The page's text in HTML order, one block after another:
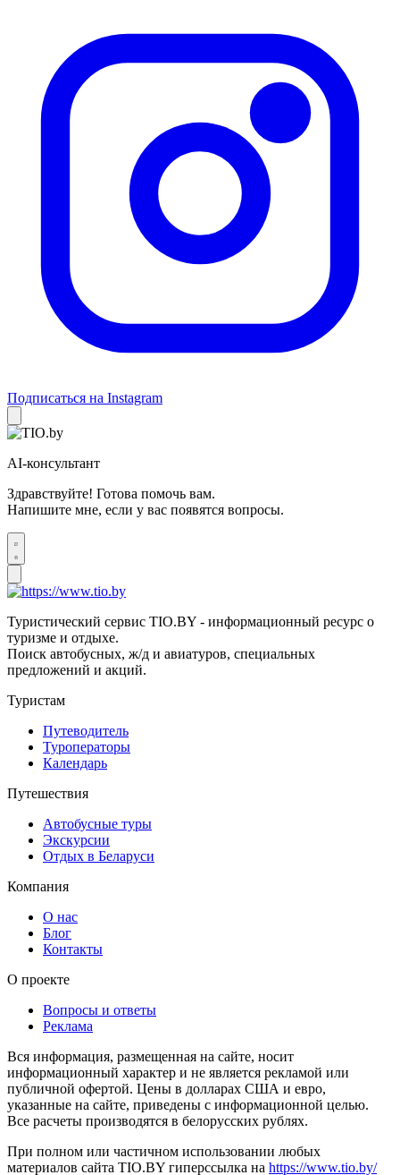
Подписаться на Instagram
AI-консультант
Здравствуйте! Готова помочь вам.
Напишите мне, если у вас появятся вопросы.
Туристический сервис TIO.BY - информационный ресурс о
туризме и отдыхе.
Поиск автобусных, ж/д и авиатуров, специальных
предложений и акций.
Туристам
Путеводитель
Туроператоры
Календарь
Путешествия
Автобусные туры
Экскурсии
Отдых в Беларуси
Компания
О нас
Блог
Контакты
О проекте
Вопросы и ответы
Реклама
Вся информация, размещенная на сайте, носит
информационный характер и не является рекламой или
публичной офертой. Цены в долларах США и евро,
указанные на сайте, приведены с информационной целью.
Все расчеты производятся в белорусских рублях.
При полном или частичном использовании любых
материалов сайта TIO.BY гиперссылка на https://www.tio.by/